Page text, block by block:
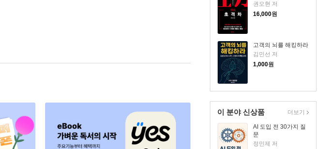
권오현 저
16,000원
고객의 뇌를 해킹하라
김민선 저
1,000원
이 분야 신상품
AI 도입 전 30가지 질
문
정민제 저
더보기